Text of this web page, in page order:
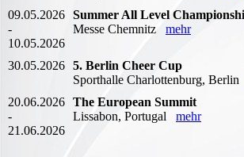
09.05.2026
-
10.05.2026
Summer All Level
Messe Chemnitz mehr
30.05.2026 5. Berlin Cheer Cup
Sporthalle Charlottenburg, Berlin
20.06.2026
-
21.06.2026
The European Summit
Lissabon, Portugal mehr